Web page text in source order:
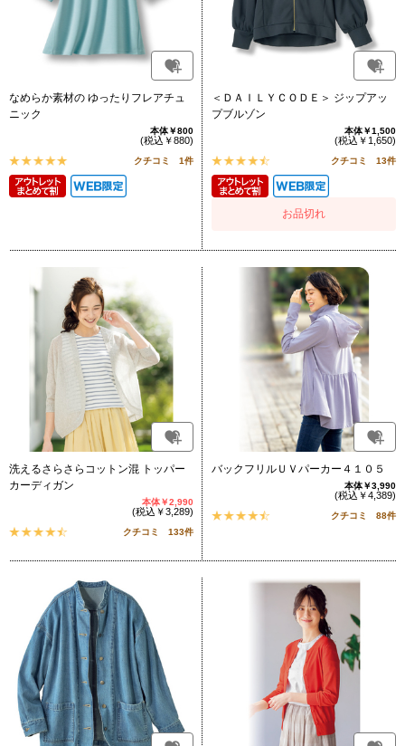
なめらか素材の ゆったりフレアチュ
ニック
本体￥800
(税込￥880)
クチコミ 1件
＜ＤＡＩＬＹＣＯＤＥ＞ ジップアッ
プブルゾン
本体￥1,500
(税込￥1,650)
クチコミ 13件
お品切れ
洗えるさらさらコットン混 トッパー
カーディガン
本体￥2,990
(税込￥3,289)
クチコミ 133件
バックフリルＵＶパーカー４１０５
本体￥3,990
(税込￥4,389)
クチコミ 88件